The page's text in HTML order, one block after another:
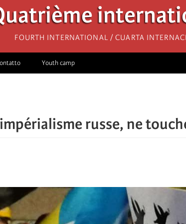
Fourth International / Cuarta
Youth camp
russe, ne